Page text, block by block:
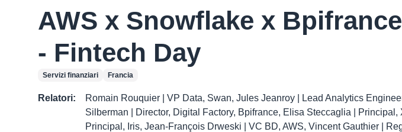
AWS x Snowflake x
- Fintech Day
Servizi finanziari Francia
Relatori:
Romain Rouquier | VP Data, Swan, Jules Jeanroy | Lead Analytics
Silberman | Director, Digital Factory, Bpifrance, Elisa Steccaglia | Principal,
Principal, Iris, Jean-François Drweski | VC BD, AWS, Vincent Gauthier |